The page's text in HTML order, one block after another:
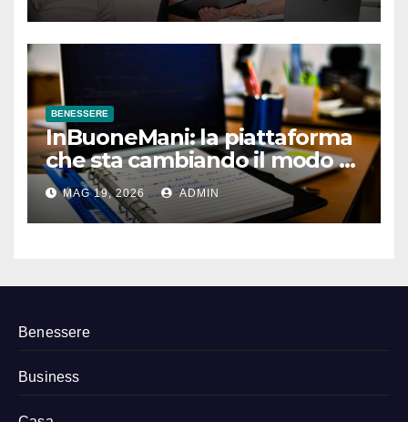
BENESSERE
InBuoneMani: la piattaforma
che sta cambiando il modo di
prenotare osteopati e
fisioterapisti
MAG 19, 2026 ADMIN
Benessere
Business